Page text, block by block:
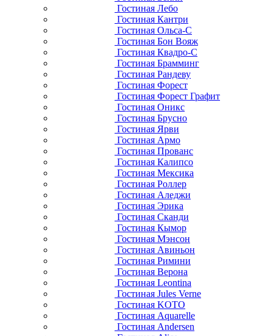
Гостиная Лебо
Гостиная Кантри
Гостиная Ольса-С
Гостиная Бон Вояж
Гостиная Квадро-С
Гостиная Брамминг
Гостиная Рандеву
Гостиная Форест
Гостиная Форест Графит
Гостиная Оникс
Гостиная Брусно
Гостиная Ярви
Гостиная Армо
Гостиная Прованс
Гостиная Калипсо
Гостиная Мексика
Гостиная Роллер
Гостиная Аледжи
Гостиная Эрика
Гостиная Сканди
Гостиная Кымор
Гостиная Мэнсон
Гостиная Авиньон
Гостиная Римини
Гостиная Верона
Гостиная Leontina
Гостиная Jules Verne
Гостиная KOTO
Гостиная Aquarelle
Гостиная Andersen